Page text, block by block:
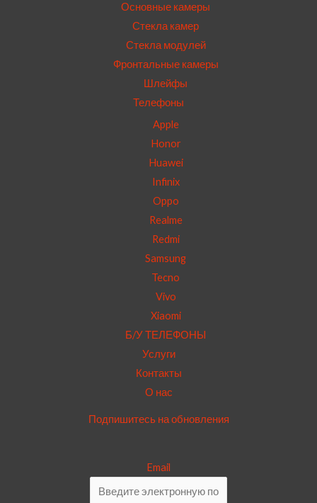
Основные камеры
Стекла камер
Стекла модулей
Фронтальные камеры
Шлейфы
Телефоны
Apple
Honor
Huawei
Infinix
Oppo
Realme
Redmi
Samsung
Tecno
Vivo
Xiaomi
Б/У ТЕЛЕФОНЫ
Услуги
Контакты
О нас
Подпишитесь на обновления
Email